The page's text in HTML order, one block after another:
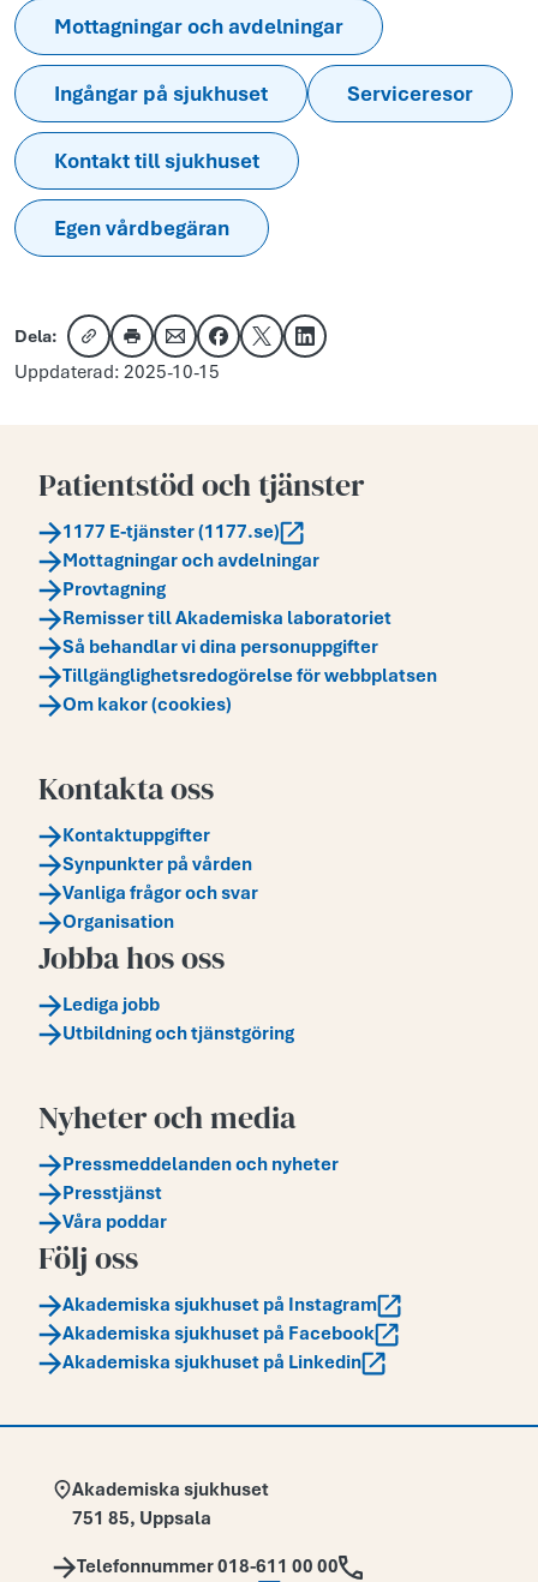
Mottagningar och avdelningar
Ingångar på sjukhuset Serviceresor
Kontakt till sjukhuset
Egen vårdbegäran
Dela:
Kopiera länk
Skriv utDela via e-post
Dela på Facebook
Dela på XDela på LinkedIn
Uppdaterad: 2025-10-15
Patientstöd och tjänster
1177 E-tjänster (1177.se)
Mottagningar och avdelningar
Provtagning
Remisser till Akademiska laboratoriet
Så behandlar vi dina personuppgifter
Tillgänglighetsredogörelse för webbplatsen
Om kakor (cookies)
Kontakta oss
Kontaktuppgifter
Synpunkter på vården
Vanliga frågor och svar
Organisation
Jobba hos oss
Lediga jobb
Utbildning och tjänstgöring
Nyheter och media
Pressmeddelanden och nyheter
Presstjänst
Våra poddar
Följ oss
Akademiska sjukhuset på Instagram
Akademiska sjukhuset på Facebook
Akademiska sjukhuset på Linkedin
Adress:
Akademiska sjukhuset
751 85, Uppsala
Telefon:
Telefonnummer 018-611 00 00